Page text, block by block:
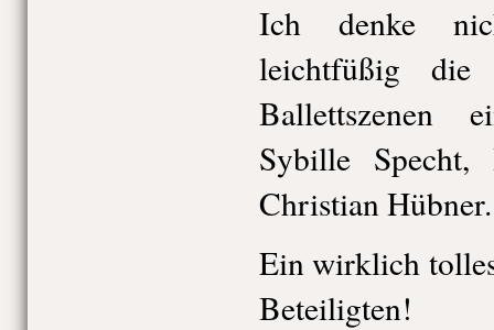
Ich denke
leichtfüßig
Ballettszenen
Sybille
Christian Hübner.
Ein wirklich
Beteiligten!